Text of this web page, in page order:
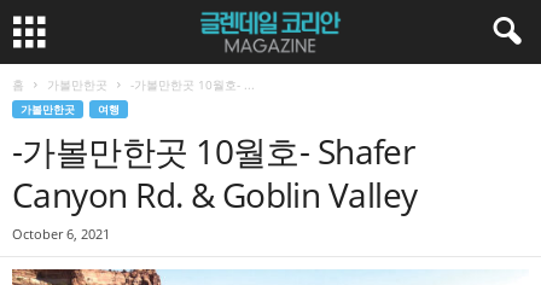
홈 가볼만한곳 -가볼만한곳 10월호- ...
가볼만한곳 여행
-가볼만한곳 10월호- Shafer
Canyon Rd. & Goblin Valley
October 6, 2021